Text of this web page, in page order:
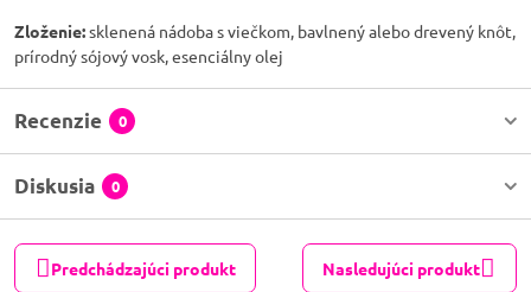
Zloženie:sklenená nádoba s viečkom, bavlnený alebo drevený knôt,
prírodný sójový vosk, esenciálny olej
Recenzie 0
Diskusia 0
Predchádzajúci produkt Nasledujúci produkt